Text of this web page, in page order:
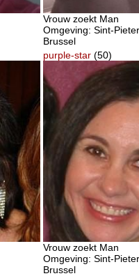
Vrouw zoekt Man
Omgeving: Sint-
Brussel
purple-star (50)
Vrouw zoekt Man
Omgeving: Sint-
Brussel